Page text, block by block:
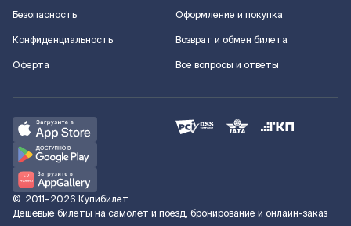
Безопасность
Конфиденциальность
Оферта
Оформление и покупка
Возврат и обмен билета
Все вопросы и ответы
© 2011–2026 Купибилет
Дешёвые билеты на самолёт и поезд, бронирование и онлайн-заказ